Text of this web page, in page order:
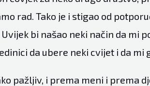
rad. Tako je i stigao od
Uvijek bi našao neki način da mi
da ubere neki cvijet i da mi
pažljiv, i prema meni i prema